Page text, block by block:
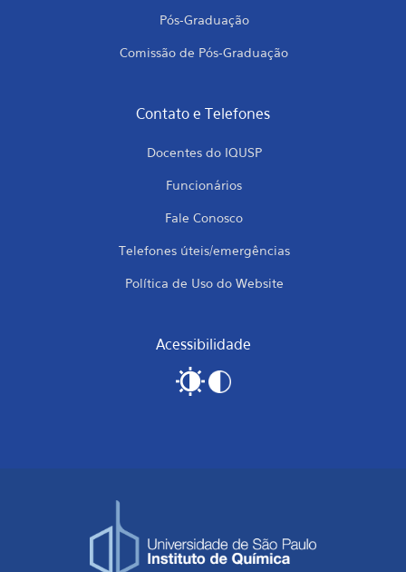
Pós-Graduação
Comissão de Pós-Graduação
Contato e Telefones
Docentes do IQUSP
Funcionários
Fale Conosco
Telefones úteis/emergências
Política de Uso do Website
Acessibilidade